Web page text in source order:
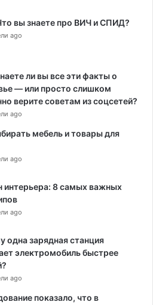
вы знаете про ВИЧ и СПИД?
ago
ли вы все эти факты о
— или просто слишком
верите советам из соцсетей?
ago
мебель и товары для
ago
интерьера: 8 самых важных
ago
одна зарядная станция
электромобиль быстрее
ago
показало, что в